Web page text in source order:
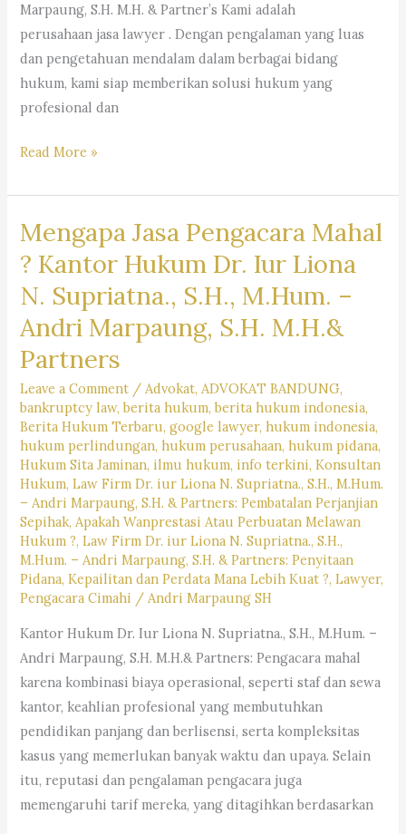
Marpaung, S.H. M.H. & Partner’s Kami adalah
perusahaan jasa lawyer . Dengan pengalaman yang luas
dan pengetahuan mendalam dalam berbagai bidang
hukum, kami siap memberikan solusi hukum yang
profesional dan
#rekomendasipengacaraperusahaan,
#pencarianlawyer,
#pencarianadvokat,
#sarankantorhukum,
#saranpengacaraterbaikdibandung,
#pencariankuasahukum,
#pencarianbantuanhukum,
#pencarianjasapengacara,
#pencarianlembagabantuanhukum,
#pencarianlayananhukum,
#kotabandung,#pengacaralagiviral,
#trendingpengacara,
#pengacarahariini,
#kabupatenbandung,
#kotacimahi,
#kabupatenbandungbarat,
#rekomendasipengacaradijabar,
#kantorhukumterbaikdibandung,
#saranjasahukum,
#mencaripengacara,
#lagibutuhjasapengacara,
Read More »
Mengapa Jasa Pengacara Mahal
? Kantor Hukum Dr. Iur Liona
N. Supriatna., S.H., M.Hum. –
Andri Marpaung, S.H. M.H.&
Partners
Leave a Comment /Advokat,ADVOKAT BANDUNG,
bankruptcy law,berita hukum,berita hukum indonesia,
Berita Hukum Terbaru,google lawyer,hukum indonesia,
hukum perlindungan,hukum perusahaan,hukum pidana,
Hukum Sita Jaminan, ilmu hukum, info terkini,Konsultan
Hukum,Law Firm Dr. iur Liona N. Supriatna., S.H., M.Hum.
– Andri Marpaung, S.H. & Partners: Pembatalan Perjanjian
Sepihak, Apakah Wanprestasi Atau Perbuatan Melawan
Hukum ?,Law Firm Dr. iur Liona N. Supriatna., S.H.,
M.Hum. – Andri Marpaung, S.H. & Partners: Penyitaan
Pidana, Kepailitan dan Perdata Mana Lebih Kuat ?,Lawyer,
Pengacara Cimahi /Andri Marpaung SH
Kantor Hukum Dr. Iur Liona N. Supriatna., S.H., M.Hum. –
Andri Marpaung, S.H. M.H.& Partners: Pengacara mahal
karena kombinasi biaya operasional, seperti staf dan sewa
kantor, keahlian profesional yang membutuhkan
pendidikan panjang dan berlisensi, serta kompleksitas
kasus yang memerlukan banyak waktu dan upaya. Selain
itu, reputasi dan pengalaman pengacara juga
memengaruhi tarif mereka, yang ditagihkan berdasarkan